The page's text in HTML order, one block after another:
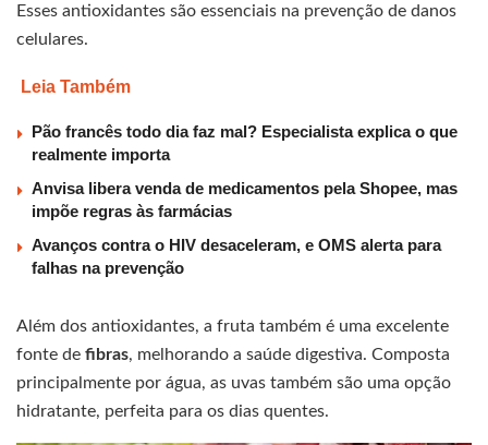
Esses antioxidantes são essenciais na prevenção de danos
celulares.
Leia Também
Pão francês todo dia faz mal? Especialista explica o que
realmente importa
Anvisa libera venda de medicamentos pela Shopee, mas
impõe regras às farmácias
Avanços contra o HIV desaceleram, e OMS alerta para
falhas na prevenção
Além dos antioxidantes, a fruta também é uma excelente
fonte de fibras, melhorando a saúde digestiva. Composta
principalmente por água, as uvas também são uma opção
hidratante, perfeita para os dias quentes.